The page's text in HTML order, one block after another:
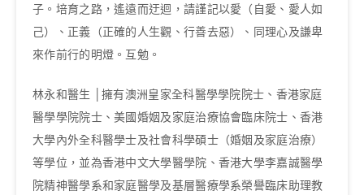
子。培育之路，遙遠而迂迴，請謹記以愛（自愛、愛人如
己）、正義（正確的人生觀、行善去惡）、同理心及謙卑
來作前行的明燈。互勉。
林永和醫生 │擁有澳洲皇家全科醫學學院院士、香港家庭
醫學學院院士、美國婚姻及家庭治療協會臨床院士、香港
大學內外全科醫學士及社會科學碩士（婚姻及家庭治療）
等學位，並為香港中文大學醫學院、香港大學李嘉誠醫學
院精神醫學系和家庭醫學及基層醫療學系榮譽臨床助理教